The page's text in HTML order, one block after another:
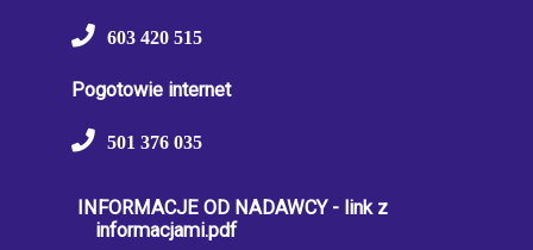
603 420 515
Pogotowie internet
501 376 035
INFORMACJE OD NADAWCY - link z
informacjami.pdf